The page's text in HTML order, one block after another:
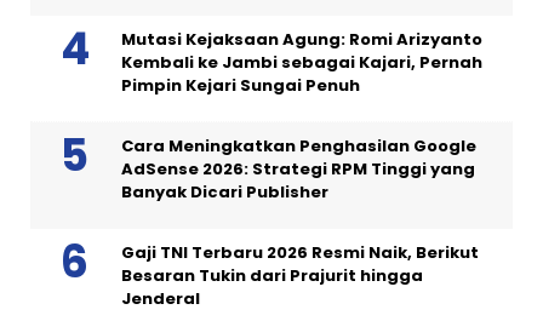
Mutasi Kejaksaan Agung: Romi Arizyanto
Kembali ke Jambi sebagai Kajari, Pernah
Pimpin Kejari Sungai Penuh
Cara Meningkatkan Penghasilan Google
AdSense 2026: Strategi RPM Tinggi yang
Banyak Dicari Publisher
Gaji TNI Terbaru 2026 Resmi Naik, Berikut
Besaran Tukin dari Prajurit hingga
Jenderal